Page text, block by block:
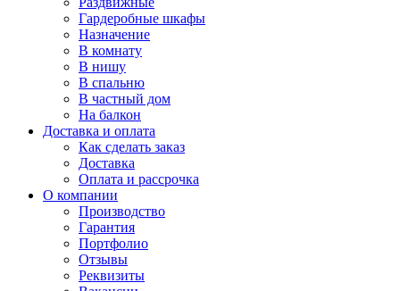
Гардеробные шкафы
Назначение
В комнату
В нишу
В спальню
В частный дом
На балкон
Доставка и оплата
Как сделать заказ
Доставка
Оплата и рассрочка
О компании
Производство
Гарантия
Портфолио
Отзывы
Реквизиты